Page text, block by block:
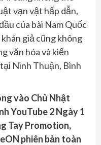
vạn vật hấp dẫn,
của bài Nam Quốc
giả cũng không
văn hóa và kiến
Ninh Thuận, Bình
vào Chủ Nhật
YouTube 2 Ngày 1
Tay Promotion,
phiên bản toàn